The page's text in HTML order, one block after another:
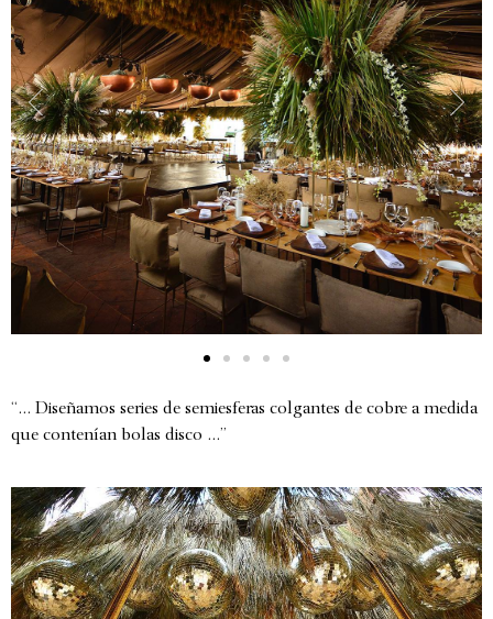
“… Diseñamos series de semiesferas colgantes de cobre a medida
que contenían bolas disco …”